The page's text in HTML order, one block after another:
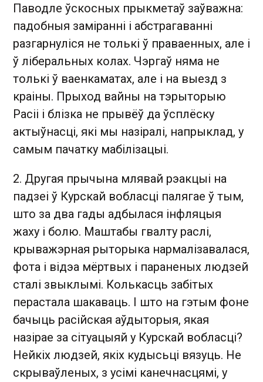
Паводле ўскосных прыкметаў заўважна:
падобныя заміранні і абстрагаванні
разгарнуліся не толькі ў праваенных, але і
ў ліберальных колах. Чэргаў няма не
толькі ў ваенкаматах, але і на выезд з
краіны. Прыход вайны на тэрыторыю
Расіі і блізка не прывёў да ўсплёску
актыўнасці, які мы назіралі, напрыклад, у
самым пачатку мабілізацыі.
2. Другая прычына млявай рэакцыі на
падзеі ў Курскай вобласці палягае ў тым,
што за два гады адбылася інфляцыя
жаху і болю. Маштабы гвалту раслі,
крыважэрная рыторыка нармалізавалася,
фота і відэа мёртвых і параненых людзей
сталі звыклымі. Колькасць забітых
перастала шакаваць. І што на гэтым фоне
бачыць расійская аўдыторыя, якая
назірае за сітуацыяй у Курскай вобласці?
Нейкіх людзей, якіх кудысьці вязуць. Не
скрываўленых, з усімі канечнасцямі, у